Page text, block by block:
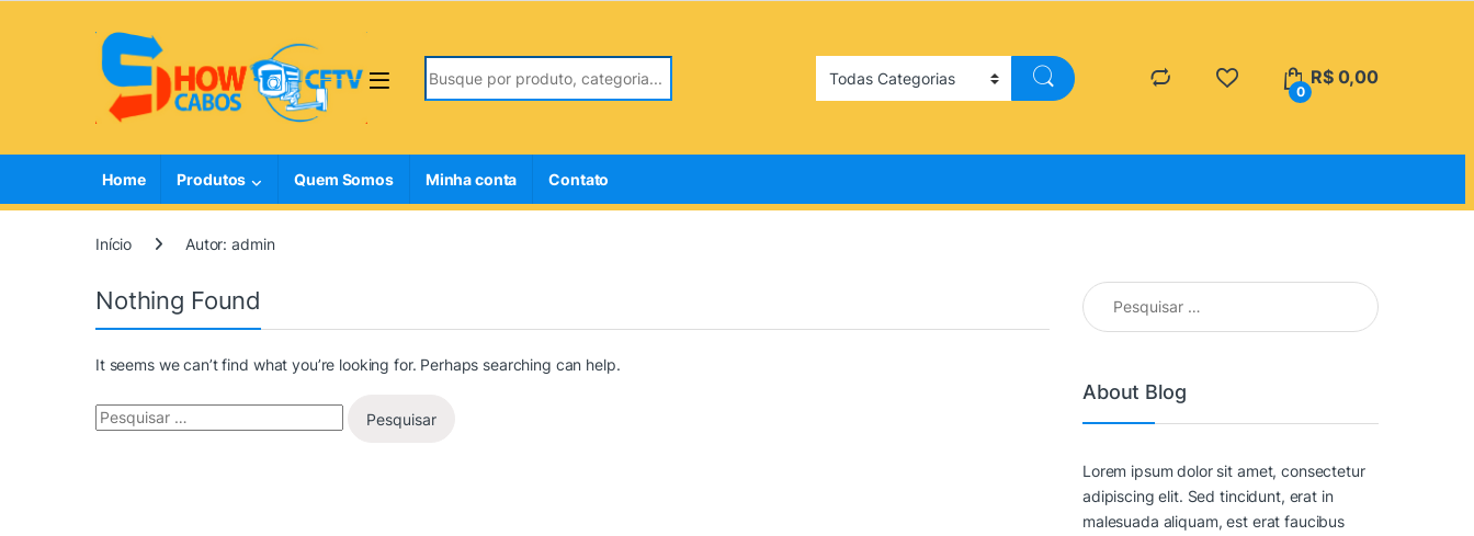
Search for:
0
R$0,00
Home Produtos Quem Somos Minha conta Contato
Início Autor: admin
Nothing Found
It seems we can’t find what you’re looking for. Perhaps searching can help.
Pesquisar por:
Pesquisar por:
About Blog
Lorem ipsum dolor sit amet, consectetur
adipiscing elit. Sed tincidunt, erat in
malesuada aliquam, est erat faucibus